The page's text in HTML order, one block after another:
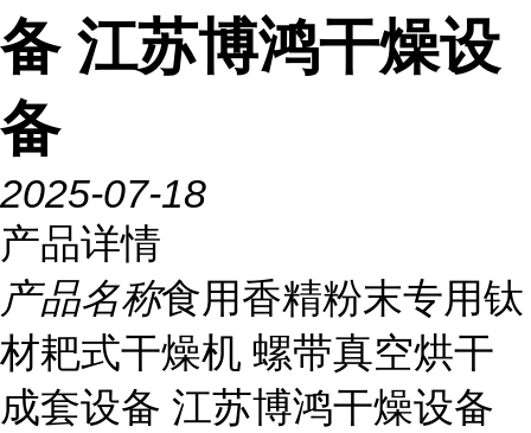
备 江苏博鸿干燥设
备
2025-07-18
产品详情
产品名称食用香精粉末专用钛
材耙式干燥机 螺带真空烘干
成套设备 江苏博鸿干燥设备